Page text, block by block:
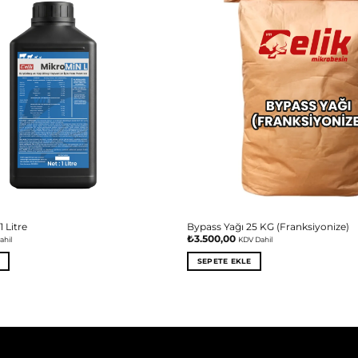
Litre
Bypass Yağı 25 KG (Franksiyonize)
₺3.500,00 KDV Dahil
SEPETE EKLE